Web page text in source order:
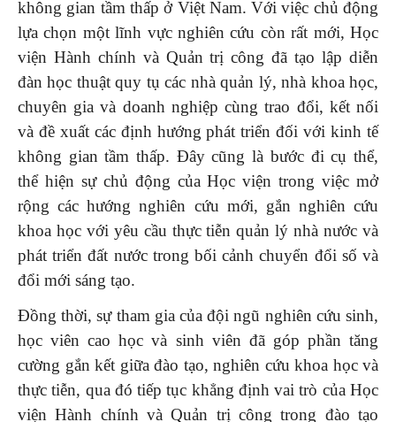
không gian tầm thấp ở Việt Nam. Với việc chủ động
lựa chọn một lĩnh vực nghiên cứu còn rất mới, Học
viện Hành chính và Quản trị công đã tạo lập diễn
đàn học thuật quy tụ các nhà quản lý, nhà khoa học,
chuyên gia và doanh nghiệp cùng trao đổi, kết nối
và đề xuất các định hướng phát triển đối với kinh tế
không gian tầm thấp. Đây cũng là bước đi cụ thể,
thể hiện sự chủ động của Học viện trong việc mở
rộng các hướng nghiên cứu mới, gắn nghiên cứu
khoa học với yêu cầu thực tiễn quản lý nhà nước và
phát triển đất nước trong bối cảnh chuyển đổi số và
đổi mới sáng tạo.
Đồng thời, sự tham gia của đội ngũ nghiên cứu sinh,
học viên cao học và sinh viên đã góp phần tăng
cường gắn kết giữa đào tạo, nghiên cứu khoa học và
thực tiễn, qua đó tiếp tục khẳng định vai trò của Học
viện Hành chính và Quản trị công trong đào tạo